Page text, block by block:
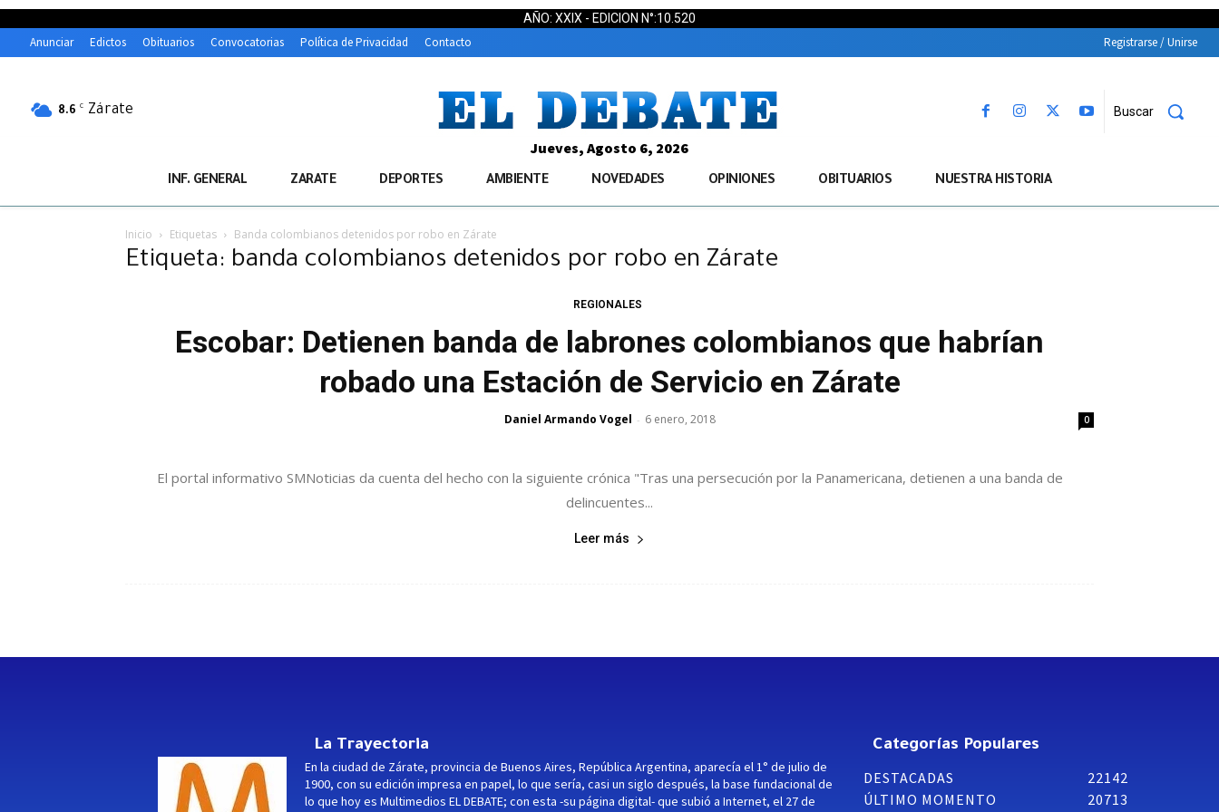
AÑO: XXIX - EDICION N°:10.520
Anunciar Edictos Obituarios Convocatorias Política de Privacidad Contacto Registrarse / Unirse
8.6 C Zárate Buscar
Jueves, Agosto 6, 2026
INF. GENERAL ZARATE DEPORTES AMBIENTE NOVEDADES OPINIONES OBITUARIOS NUESTRA HISTORIA
Inicio Etiquetas Banda colombianos detenidos por robo en Zárate
Etiqueta: banda colombianos detenidos por robo en Zárate
REGIONALES
Escobar: Detienen banda de labrones colombianos que habrían
robado una Estación de Servicio en Zárate
Daniel Armando Vogel - 6 enero, 2018 0
El portal informativo SMNoticias da cuenta del hecho con la siguiente crónica "Tras una persecución por la Panamericana, detienen a una banda de
delincuentes...
Leer más
La Trayectoria
En la ciudad de Zárate, provincia de Buenos Aires, República Argentina, aparecía el 1° de julio de
1900, con su edición impresa en papel, lo que sería, casi un siglo después, la base fundacional de
lo que hoy es Multimedios EL DEBATE; con esta -su página digital- que subió a Internet, el 27 de
Categorías Populares
DESTACADAS
22142
ÚLTIMO MOMENTO
20713